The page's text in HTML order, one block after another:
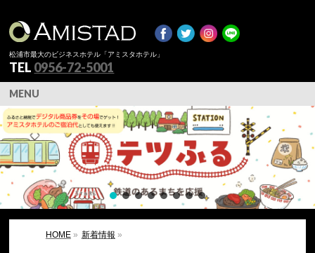
松浦市最大のビジネスホテル「アミスタホテル」
TEL 0956-72-5001
MENU
HOME» 新着情報 »